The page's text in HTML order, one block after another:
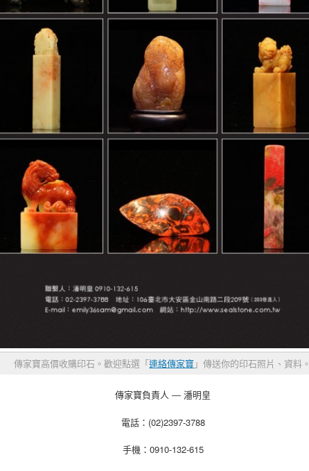
傳家寶高價收購印石。歡迎點選「連絡傳家寶 」傳送你的印石照片、資料。
傳家寶負責人 ― 潘明皇
電話：(02)2397-3788
手機：0910-132-615